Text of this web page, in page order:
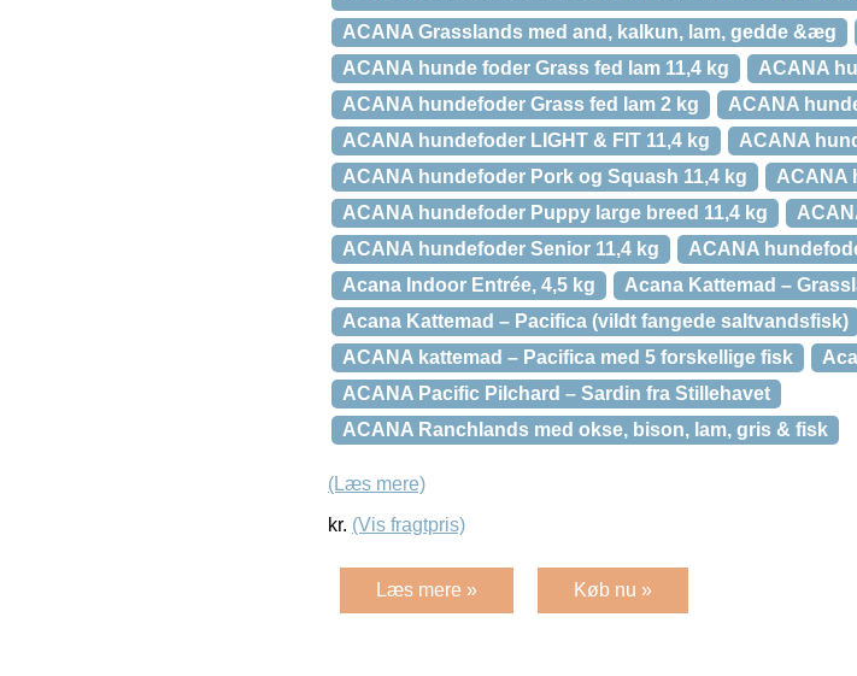
ACANA Grasslands med and, kalkun, lam, gedde &æg
ACANA hunde foder Grass fed lam 11,4 kg
ACANA
ACANA hundefoder Grass fed lam 2 kg
ACANA
ACANA hundefoder LIGHT & FIT 11,4 kg
ACANA
ACANA hundefoder Pork og Squash 11,4 kg
ACANA
ACANA hundefoder Puppy large breed 11,4 kg
ACANA hundefoder Senior 11,4 kg
ACANA
Acana Indoor Entrée, 4,5 kg
Acana Kattemad –
Acana Kattemad – Pacifica (vildt fangede saltvandsfisk)
ACANA kattemad – Pacifica med 5 forskellige fisk
ACANA Pacific Pilchard – Sardin fra Stillehavet
ACANA Ranchlands med okse, bison, lam, gris & fisk
(Læs mere)
kr. (Vis fragtpris)
Læs mere » Køb nu »